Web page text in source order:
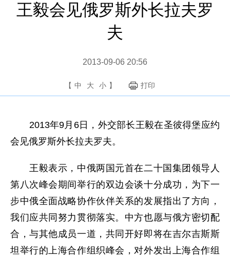
王毅会见俄罗斯外长拉夫罗
夫
2013-09-06 20:56
【 中 大 小 】 打印
2013年9月6日，外交部长王毅在圣彼得堡应约
会见俄罗斯外长拉夫罗夫。
王毅表示，中俄两国元首在二十国集团领导人
第八次峰会期间举行的双边会谈十分成功，为下一
步中俄全面战略协作伙伴关系的发展指出了方向，
我们应共同努力贯彻落实。中方也愿与俄方密切配
合，与其他成员一道，共同开好即将在吉尔吉斯斯
坦举行的上海合作组织峰会，对外发出上海合作组